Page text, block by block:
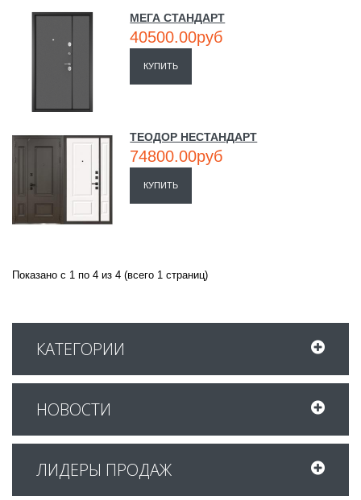
МЕГА СТАНДАРТ
40500.00руб
КУПИТЬ
ТЕОДОР НЕСТАНДАРТ
74800.00руб
КУПИТЬ
Показано с 1 по 4 из 4 (всего 1 страниц)
КАТЕГОРИИ
НОВОСТИ
ЛИДЕРЫ ПРОДАЖ